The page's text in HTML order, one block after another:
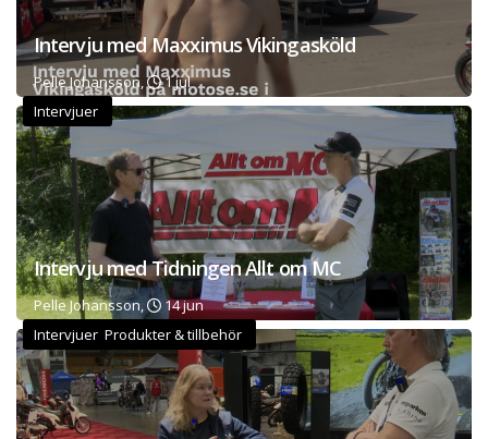
Intervju med Maxximus Vikingasköld
Pelle Johansson,
1 jul
Intervjuer
Intervju med Tidningen Allt om MC
Pelle Johansson,
14 jun
Intervjuer Produkter & tillbehör